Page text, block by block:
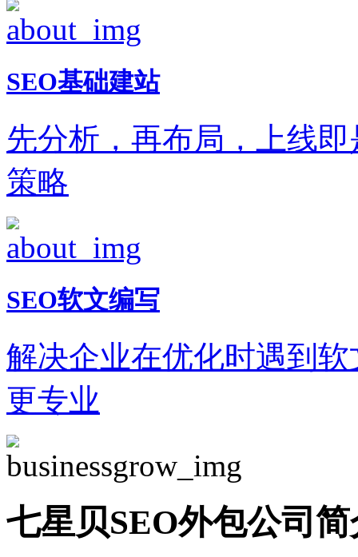
SEO基础建站
先分析，再布局，上线
策略
SEO软文编写
解决企业在优化时遇到
更专业
七星贝SEO外包公司简